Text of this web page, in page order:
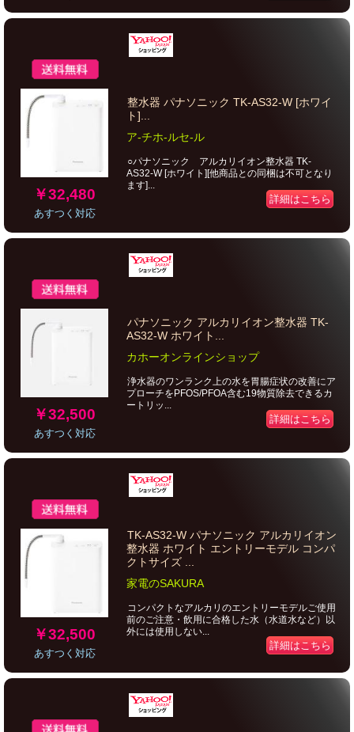
￥32,480
あすつく対応
整水器 パナソニック TK-AS32-W [ホワイ
ト]...
ア-チホ-ルセ-ル
○パナソニック アルカリイオン整水器 TK-
AS32-W [ホワイト][他商品との同梱は不可となり
ます]...
詳細はこちら
￥32,500
あすつく対応
パナソニック アルカリイオン整水器 TK-
AS32-W ホワイト...
カホーオンラインショップ
浄水器のワンランク上の水を胃腸症状の改善にア
プローチをPFOS/PFOA含む19物質除去できるカ
ートリッ...
詳細はこちら
￥32,500
あすつく対応
TK-AS32-W パナソニック アルカリイオン
整水器 ホワイト エントリーモデル コンパ
クトサイズ ...
家電のSAKURA
コンパクトなアルカリのエントリーモデルご使用
前のご注意・飲用に合格した水（水道水など）以
外には使用しない...
詳細はこちら